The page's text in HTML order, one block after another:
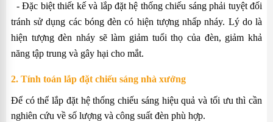
-Đặc biệt thiết kế và lắp đặt hệ thống chiếu sáng phải tuyệt đối
tránh sử dụng các bóng đèn có hiện tượng nhấp nháy. Lý do là
hiện tượng đèn nháy sẽ làm giảm tuổi thọ của đèn, giảm khả
năng tập trung và gây hại cho mắt.
2. Tính toán lắp đặt chiếu sáng nhà xưởng
Để có thể lắp đặt hệ thống chiếu sáng hiệu quả và tối ưu thì cần
nghiên cứu về số lượng và công suất đèn phù hợp.